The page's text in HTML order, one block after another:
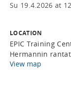
Su 19.4.2026 at
LOCATION
EPIC Training
Hermannin
View map